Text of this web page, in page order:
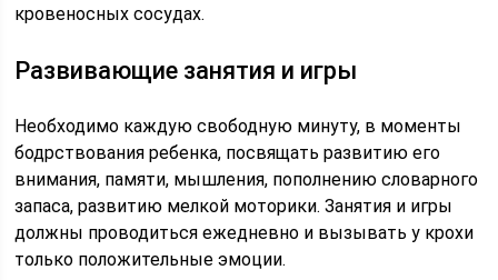
кровеносных сосудах.
Развивающие занятия и игры
Необходимо каждую свободную минуту, в моменты
бодрствования ребенка, посвящать развитию его
внимания, памяти, мышления, пополнению словарного
запаса, развитию мелкой моторики. Занятия и игры
должны проводиться ежедневно и вызывать у крохи
только положительные эмоции.